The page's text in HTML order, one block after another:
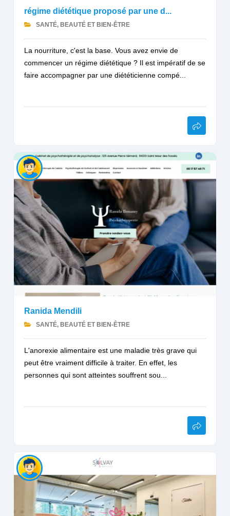
régime diététique proposé par une d...
SANTÉ, BEAUTÉ ET BIEN-ÊTRE
La nourriture, c'est la base. Vous avez envie de
commencer un régime diététique ? Il est impératif de se
faire accompagner par une diététicienne compé...
Ranida Mendili
SANTÉ, BEAUTÉ ET BIEN-ÊTRE
L'anorexie alimentaire est une maladie très grave qui
peut être vraiment difficile à traiter. En effet, les
personnes qui sont atteintes souffrent sou...